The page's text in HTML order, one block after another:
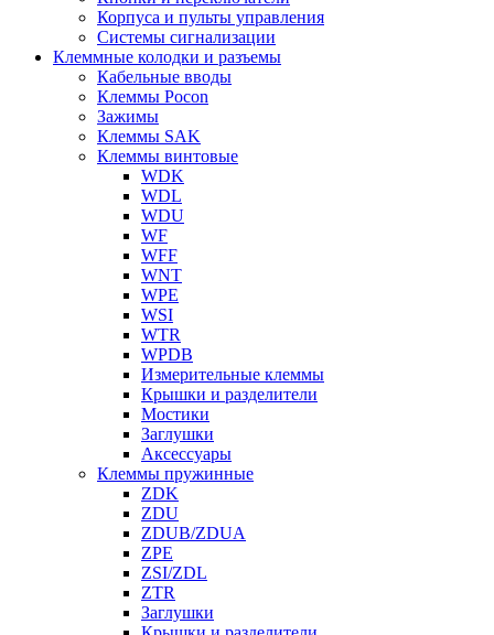
Корпуса и пульты управления
Системы сигнализации
Клеммные колодки и разъемы
Кабельные вводы
Клеммы Pocon
Зажимы
Клеммы SAK
Клеммы винтовые
WDK
WDL
WDU
WF
WFF
WNT
WPE
WSI
WTR
WPDB
Измерительные клеммы
Крышки и разделители
Мостики
Заглушки
Аксессуары
Клеммы пружинные
ZDK
ZDU
ZDUB/ZDUA
ZPE
ZSI/ZDL
ZTR
Заглушки